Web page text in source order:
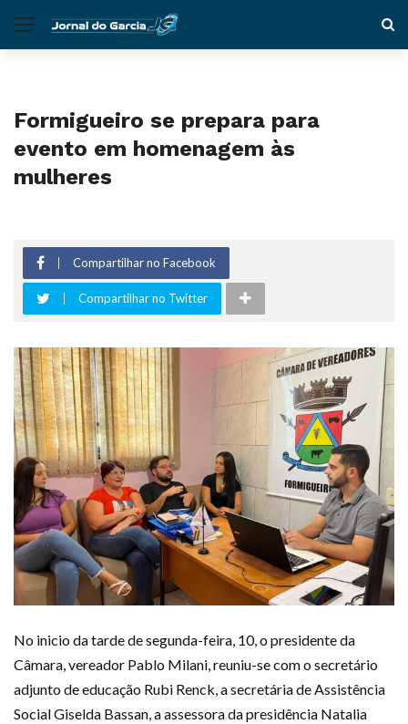
Formigueiro se prepara para
evento em homenagem às
mulheres
Compartilhar no Facebook
Compartilhar no Twitter
No inicio da tarde de segunda-feira, 10, o presidente da
Câmara, vereador Pablo Milani, reuniu-se com o secretário
adjunto de educação Rubi Renck, a secretária de Assistência
Social Giselda Bassan, a assessora da presidência Natalia